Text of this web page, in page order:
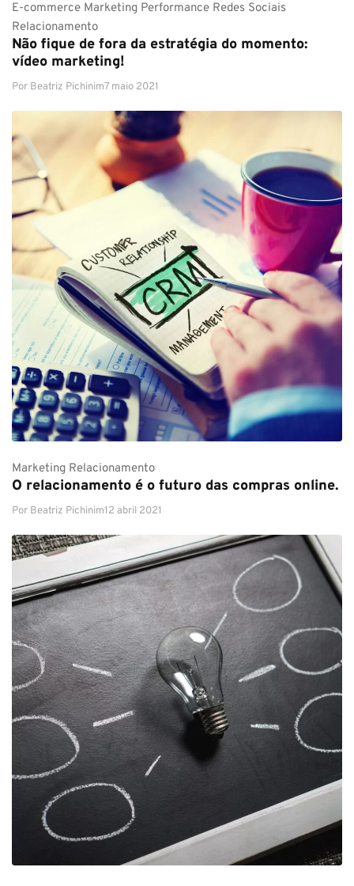
E-commerce Marketing Performance Redes Sociais
Relacionamento
Não fique de fora da estratégia do momento:
vídeo marketing!
Por Beatriz Pichinim7 maio 2021
Marketing Relacionamento
O relacionamento é o futuro das compras online.
Por Beatriz Pichinim12 abril 2021